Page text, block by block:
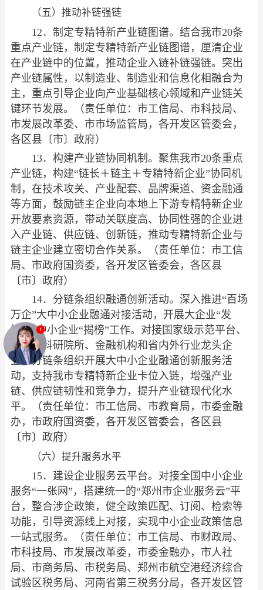
（五）推动补链强链
12．制定专精特新产业链图谱。结合我市20条
重点产业链，制定专精特新产业链图谱，厘清企业
在产业链中的位置，推动企业入链补链强链。突出
产业链属性，以制造业、制造业和信息化相融合为
主，重点引导企业向产业基础核心领域和产业链关
键环节发展。（责任单位：市工信局、市科技局、
市发展改革委、市市场监管局，各开发区管委会，
各区县〔市〕政府）
13．构建产业链协同机制。聚焦我市20条重点
产业链，构建“链长＋链主＋专精特新企业”协同机
制，在技术攻关、产业配套、品牌渠道、资金融通
等方面，鼓励链主企业向本地上下游专精特新企业
开放要素资源，带动关联度高、协同性强的企业进
入产业链、供应链、创新链，推动专精特新企业与
链主企业建立密切合作关系。（责任单位：市工信
局、市政府国资委，各开发区管委会，各区县
〔市〕政府）
14．分链条组织融通创新活动。深入推进“百场
万企”大中小企业融通对接活动，开展大企业“发
榜”、中小企业“揭榜”工作。对接国家级示范平台、
高校、科研院所、金融机构和省内外行业龙头企
业，分链条组织开展大中小企业融通创新服务活
动，支持我市专精特新企业卡位入链，增强产业
链、供应链韧性和竞争力，提升产业链现代化水
平。（责任单位：市工信局、市教育局，市委金融
办，市政府国资委，各开发区管委会，各区县
〔市〕政府）
（六）提升服务水平
15．建设企业服务云平台。对接全国中小企业
服务“一张网”，搭建统一的“郑州市企业服务云”平
台，整合涉企政策，健全政策匹配、订阅、检索等
功能，引导资源线上对接，实现中小企业政策信息
一站式服务。（责任单位：市工信局、市财政局、
市科技局、市发展改革委，市委金融办，市人社
局、市商务局、市税务局、郑州市航空港经济综合
试验区税务局、河南省第三税务分局，各开发区管